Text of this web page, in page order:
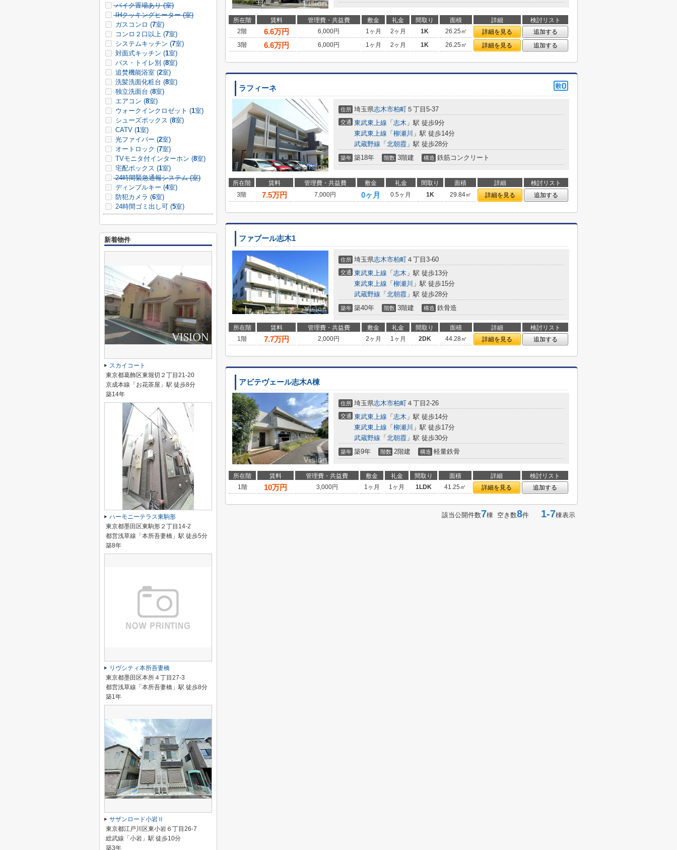
所在階 賃料 管理費・共益費 敷金 礼金 間取り 面積 詳細
検討リスト
2階
6.6万円 6,000円 1ヶ月 2ヶ月 1K 26.25㎡ 詳細を見る
追加する
3階
6.6万円 6,000円 1ヶ月 2ヶ月 1K 26.25㎡ 詳細を見る 追加する
ラフィーネ
住所 埼玉県志木市柏町 ５丁目5-37
交通 東武東上線 「 志木 」駅 徒歩9分
東武東上線 「 柳瀬川 」駅 徒歩14分
武蔵野線 「 北朝霞 」駅 徒歩28分
築年 築18年 階数 3階建 構造 鉄筋コンクリート
所在階 賃料 管理費・共益費 敷金 礼金 間取り 面積 詳細
検討リスト
3階
7.5万円 7,000円 0ヶ月 0.5ヶ月 1K 29.84㎡ 詳細を見る 追加する
ファブール志木1
住所 埼玉県志木市柏町 ４丁目3-60
交通 東武東上線 「 志木 」駅 徒歩13分
東武東上線 「 柳瀬川 」駅 徒歩15分
武蔵野線 「 北朝霞 」駅 徒歩28分
築年 築40年 階数 3階建 構造 鉄骨造
所在階 賃料 管理費・共益費 敷金 礼金 間取り 面積 詳細
検討リスト
1階
7.7万円 2,000円 2ヶ月 1ヶ月 2DK 44.28㎡ 詳細を見る 追加する
アビテヴェール志木A棟
住所 埼玉県志木市柏町 ４丁目2-26
交通 東武東上線 「 志木 」駅 徒歩14分
東武東上線 「 柳瀬川 」駅 徒歩17分
武蔵野線 「 北朝霞 」駅 徒歩30分
築年 築9年 階数 2階建 構造 軽量鉄骨
所在階 賃料 管理費・共益費 敷金 礼金 間取り 面積 詳細
検討リスト
1階
10万円 3,000円 1ヶ月 1ヶ月 1LDK 41.25㎡ 詳細を見る 追加する
該当公開件数7棟 空き数8件 1-7棟表示
バイク置場あり (室)
IHクッキングヒーター (室)
ガスコンロ (7室)
コンロ２口以上 (7室)
システムキッチン (7室)
対面式キッチン (1室)
バス・トイレ別 (8室)
追焚機能浴室 (2室)
洗髪洗面化粧台 (8室)
独立洗面台 (8室)
エアコン (8室)
ウォークインクロゼット (1室)
シューズボックス (8室)
CATV (1室)
光ファイバー (2室)
オートロック (7室)
TVモニタ付インターホン (8室)
宅配ボックス (1室)
24時間緊急通報システム (室)
ディンプルキー (4室)
防犯カメラ (6室)
24時間ゴミ出し可 (5室)
新着物件
スカイコート
東京都葛飾区東堀切２丁目21-20
京成本線「お花茶屋」駅 徒歩8分
築14年
ハーモニーテラス東駒形
東京都墨田区東駒形２丁目14-2
都営浅草線「本所吾妻橋」駅 徒歩5分
築8年
リヴシティ本所吾妻橋
東京都墨田区本所４丁目27-3
都営浅草線「本所吾妻橋」駅 徒歩8分
築1年
サザンロード小岩Ⅱ
東京都江戸川区東小岩６丁目26-7
総武線「小岩」駅 徒歩10分
築3年